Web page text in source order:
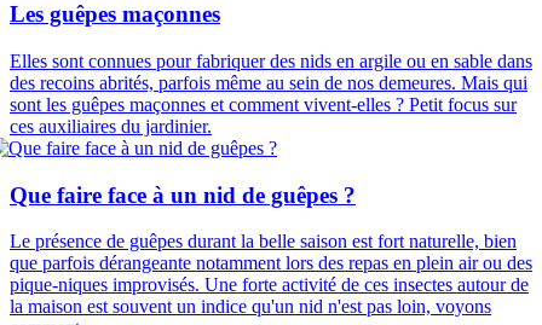
Les guêpes maçonnes
Elles sont connues pour fabriquer des nids en argile ou en sable dans
des recoins abrités, parfois même au sein de nos demeures. Mais qui
sont les guêpes maçonnes et comment vivent-elles ? Petit focus sur
ces auxiliaires du jardinier.
Que faire face à un nid de guêpes ?
Le présence de guêpes durant la belle saison est fort naturelle, bien
que parfois dérangeante notamment lors des repas en plein air ou des
pique-niques improvisés. Une forte activité de ces insectes autour de
la maison est souvent un indice qu'un nid n'est pas loin, voyons